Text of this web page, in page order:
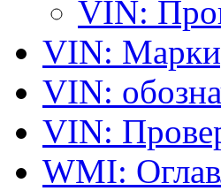
VIN:
VIN:
VIN:
VIN:
WMI: